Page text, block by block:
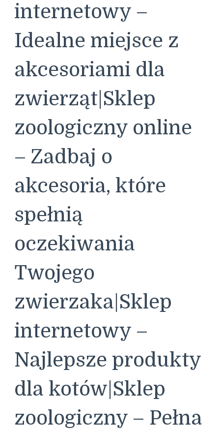
internetowy –
Idealne miejsce z
akcesoriami dla
zwierząt|Sklep
zoologiczny online
– Zadbaj o
akcesoria, które
spełnią
oczekiwania
Twojego
zwierzaka|Sklep
internetowy –
Najlepsze produkty
dla kotów|Sklep
zoologiczny – Pełna